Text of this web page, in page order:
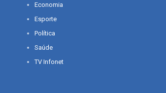
Economia
Esporte
Política
Saúde
TV Infonet